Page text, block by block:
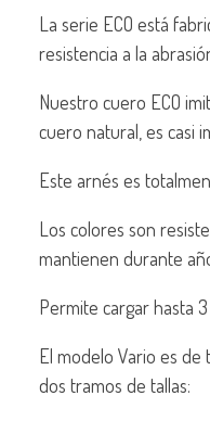
La serie ECO está
resistencia a la
Nuestro cuero ECO
cuero natural, es casi
Este arnés es
Los colores son
mantienen durante
Permite cargar hasta
El modelo Vario es de
dos tramos de tallas: